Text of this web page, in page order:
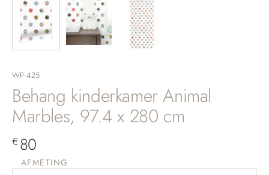
WP-425
Behang kinderkamer Animal
Marbles, 97.4 x 280 cm
Aanbiedingsprijs
€80
AFMETING